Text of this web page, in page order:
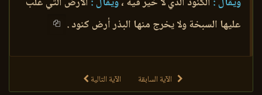
عليها السبخة ولا يخرج منها البذر أرض كنود .
الآية السابقة الآية التالية